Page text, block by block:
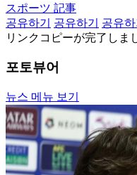
スポーツ 記事
공유하기
공유하기 공유하
リンクコピーが完了しま
포토뷰어
뉴스 메뉴 보기